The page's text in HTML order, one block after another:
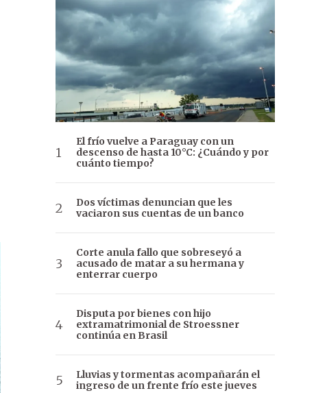
El frío vuelve a Paraguay con un
descenso de hasta 10°C: ¿Cuándo y por
cuánto tiempo?
Dos víctimas denuncian que les
vaciaron sus cuentas de un banco
Corte anula fallo que sobreseyó a
acusado de matar a su hermana y
enterrar cuerpo
Disputa por bienes con hijo
extramatrimonial de Stroessner
continúa en Brasil
Lluvias y tormentas acompañarán el
ingreso de un frente frío este jueves